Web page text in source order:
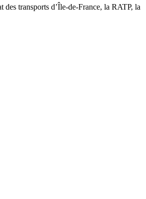
transports d’Île-de-France, la RATP, la